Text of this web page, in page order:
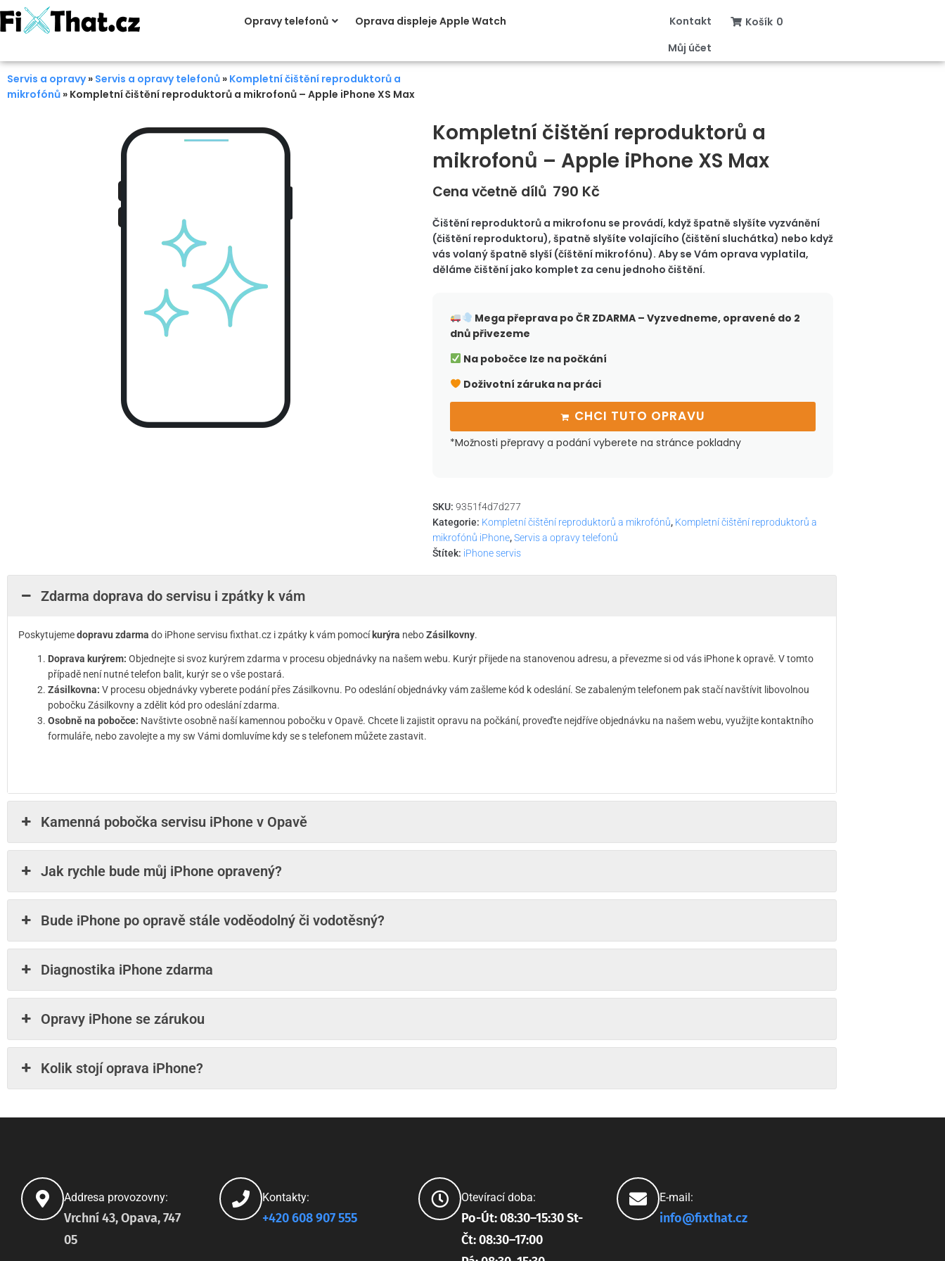
Opravy telefonů Oprava displeje Apple Watch
Kontakt
Můj účet
Košík 0
Servis a opravy» Servis a opravy telefonů » Kompletní čištění reproduktorů a
mikrofónů » Kompletní čištění reproduktorů a mikrofonů – Apple iPhone XS Max
Kompletní čištění reproduktorů a
mikrofonů – Apple iPhone XS Max
Cena včetně dílů 790 Kč
Čištění reproduktorů a mikrofonu se provádí, když špatně slyšíte vyzvánění
(čištění reproduktoru), špatně slyšíte volajícího (čištění sluchátka) nebo když
vás volaný špatně slyší (číštění mikrofónu). Aby se Vám oprava vyplatila,
děláme čištění jako komplet za cenu jednoho čištění.
Mega přeprava po ČRZDARMA – Vyzvedneme, opravené do 2
dnů přivezeme
Na pobočce lze na počkání
Doživotní záruka na práci
CHCI TUTO OPRAVU
*Možnosti přepravy a podání vyberete na stránce pokladny
SKU: 9351f4d7d277
Kategorie: Kompletní čištění reproduktorů a mikrofónů, Kompletní čištění reproduktorů a
mikrofónů iPhone,Servis a opravy telefonů
Štítek: iPhone servis
Zdarma doprava do servisu i zpátky k vám
Poskytujemedopravu zdarma do iPhone servisu fixthat.cz i zpátky k vám pomocí kurýra neboZásilkovny.
Doprava kurýrem: Objednejte si svoz kurýrem zdarma v procesu objednávky na našem webu. Kurýr přijede na stanovenou adresu, a převezme si od vás iPhone k opravě. V tomto
případě není nutné telefon balit, kurýr se o vše postará.
Zásilkovna: V procesu objednávky vyberete podání přes Zásilkovnu. Po odeslání objednávky vám zašleme kód k odeslání. Se zabaleným telefonem pak stačí navštívit libovolnou
pobočku Zásilkovny a zdělit kód pro odeslání zdarma.
Osobně na pobočce: Navštivte osobně naší kamennou pobočku v Opavě. Chcete li zajistit opravu na počkání, proveďte nejdříve objednávku na našem webu, využijte kontaktního
formuláře, nebo zavolejte a my sw Vámi domluvíme kdy se s telefonem můžete zastavit.
Kamenná pobočka servisu iPhone v Opavě
Jak rychle bude můj iPhone opravený?
Bude iPhone po opravě stále voděodolný či vodotěsný?
Diagnostika iPhone zdarma
Opravy iPhone se zárukou
Kolik stojí oprava iPhone?
Addresa provozovny:
Vrchní 43, Opava, 747
05
Kontakty:
+420 608 907 555
Otevírací doba:
Po-Út: 08:30–15:30 St-
Čt: 08:30–17:00
E-mail:
info@fixthat.cz